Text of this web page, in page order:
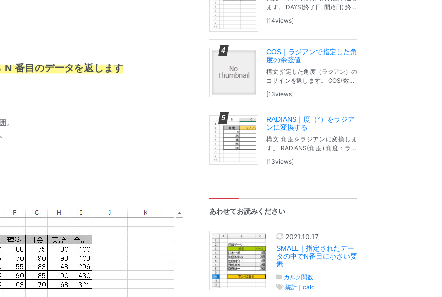
N 番目のデータを返します
。
ます。 DAYS(終了日, 開始日) 終了
の間の日数を求めます。 開始日：
の日数を求めます。 問題 【サン...
14views
COS｜ラジアンで指定した角
度の余弦値
構文 指定した角度（ラジアン）の
コサインを返します。 COS(数値)
す。 ※角度が度で表されている場
合は、角度に PI()/180 を掛ける
か、または RADIANS...
13views
RADIANS｜度（°）をラジア
ンに変換する
構文 角度をラジアンに変換しま
す。 RADIANS(角度) 角度：ラジ
す。 問題 【サンプルファイル】G
13views
あわせてお読みください
2021.10.17
SMALL｜指定されたデー
タの中でN番目に小さい要
素
カルク関数
統計｜calc